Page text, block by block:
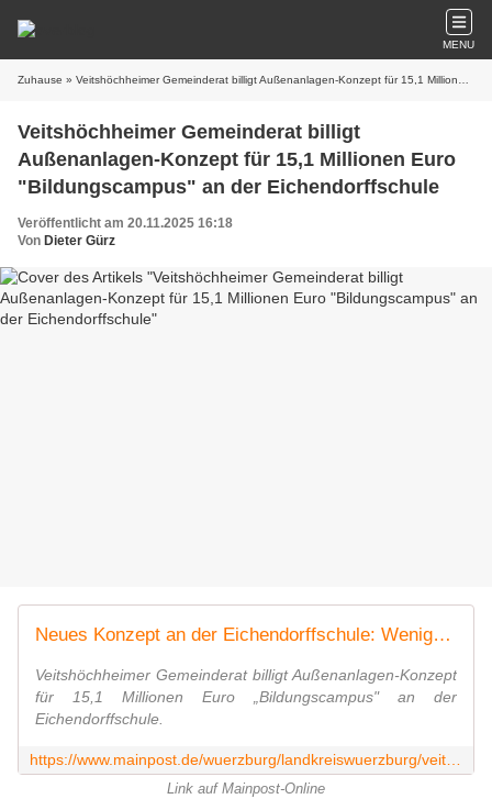
MENU
Zuhause » Veitshöchheimer Gemeinderat billigt Außenanlagen-Konzept für 15,1 Millionen Euro "Bildungscampus" an der Eichendorffschule
Veitshöchheimer Gemeinderat billigt
Außenanlagen-Konzept für 15,1 Millionen Euro
"Bildungscampus" an der Eichendorffschule
Veröffentlicht am 20.11.2025 16:18
Von Dieter Gürz
Neues Konzept an der Eichendorffschule: Weniger Parkplätze, mehr Bewegungsräume
Veitshöchheimer Gemeinderat billigt Außenanlagen-Konzept
für 15,1 Millionen Euro „Bildungscampus" an der
Eichendorffschule.
Link auf Mainpost-Online